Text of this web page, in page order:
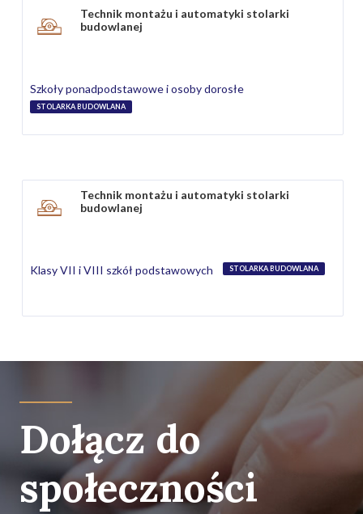
Technik montażu i automatyki stolarki
budowlanej
Szkoły ponadpodstawowe i osoby dorosłe
STOLARKA BUDOWLANA
Technik montażu i automatyki stolarki
budowlanej
Klasy VII i VIII szkół podstawowych STOLARKA BUDOWLANA
Dołącz do
społeczności